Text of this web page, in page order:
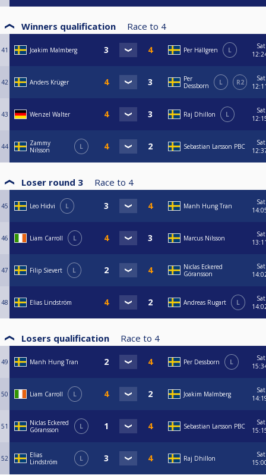
Winners qualification Race to 4
41 Joakim Malmberg Per Hällgren L
Sat
42 Anders Krüger
Per
Dessborn
L R2
Sat
43 Wenzel Walter Raj Dhillon L
Sat
44
Zammy
Nilsson
L Sebastian Larsson PBC
Sat
Loser round 3 Race to 4
45 Leo Hidvi L Manh Hung Tran
Sat
46 Liam Carroll L Marcus Nilsson
Sat
47 Filip Sievert L
Niclas Eckered
Göransson
Sat
48 Elias Lindström Andreas Rugart L
Sat
Losers qualification Race to 4
49 Manh Hung Tran Per Dessborn L
Sat
50 Liam Carroll L Joakim Malmberg
Sat
51
Niclas Eckered
Göransson
L Sebastian Larsson PBC
Sat
52
Elias
Lindström
L Raj Dhillon
Sat